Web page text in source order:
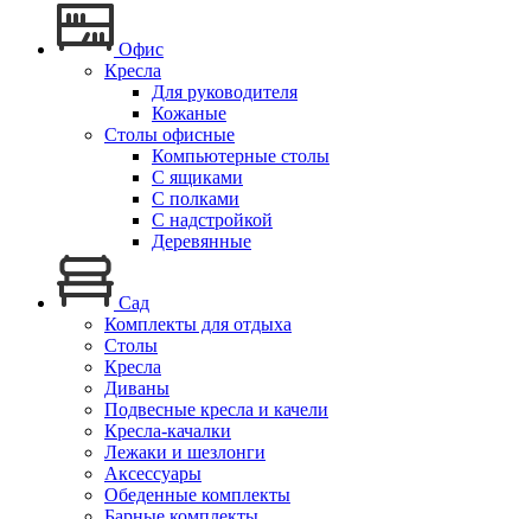
Офис
Кресла
Для руководителя
Кожаные
Столы офисные
Компьютерные столы
С ящиками
С полками
С надстройкой
Деревянные
Сад
Комплекты для отдыха
Столы
Кресла
Диваны
Подвесные кресла и качели
Кресла-качалки
Лежаки и шезлонги
Аксессуары
Обеденные комплекты